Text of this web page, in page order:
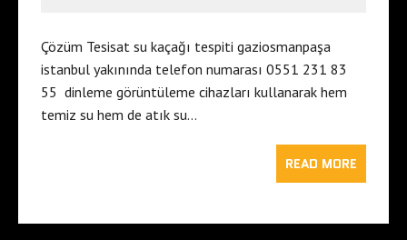
Çözüm Tesisat su kaçağı tespiti gaziosmanpaşa
istanbul yakınında telefon numarası 0551 231 83
55 dinleme görüntüleme cihazları kullanarak hem
temiz su hem de atık su…
READ MORE